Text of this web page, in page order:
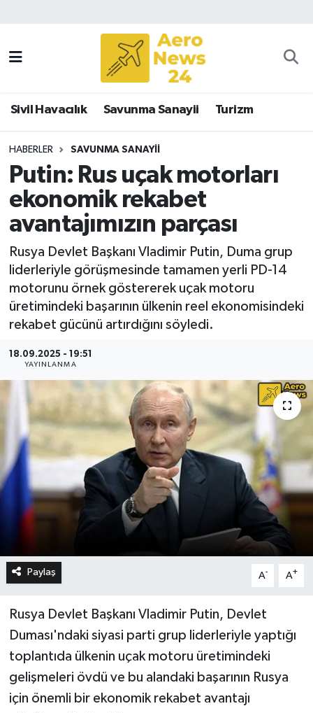
Sivil Havacılık Savunma Sanayii Turizm
HABERLER SAVUNMA SANAYII
Putin: Rus uçak motorları
ekonomik rekabet
avantajımızın parçası
Rusya Devlet Başkanı Vladimir Putin, Duma grup
liderleriyle görüşmesinde tamamen yerli PD-14
motorunu örnek göstererek uçak motoru
üretimindeki başarının ülkenin reel ekonomisindeki
rekabet gücünü artırdığını söyledi.
18.09.2025 - 19:51
YAYINLANMA
Paylaş A- A+
Rusya Devlet Başkanı Vladimir Putin, Devlet
Duması'ndaki siyasi parti grup liderleriyle yaptığı
toplantıda ülkenin uçak motoru üretimindeki
gelişmeleri övdü ve bu alandaki başarının Rusya
için önemli bir ekonomik rekabet avantajı